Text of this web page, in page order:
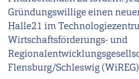
Gründungswillige einen
Halle21 im
Wirtschaftsförderungs- und
Flensburg/Schleswig